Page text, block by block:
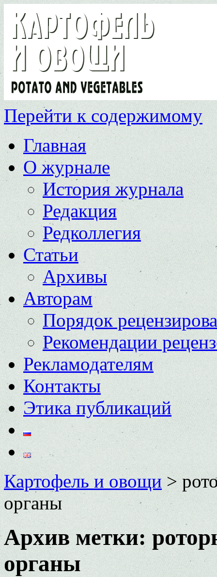
Перейти к содержимому
Главная
О журнале
История журнала
Редакция
Редколлегия
Статьи
Архивы
Авторам
Порядок
Рекомендации
Рекламодателям
Контакты
Этика публикаций
Картофель и овощи>
органы
Архив метки:
органы